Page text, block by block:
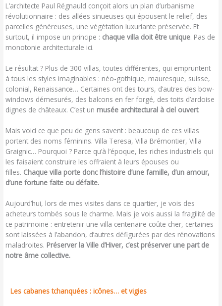
L’architecte Paul Régnauld conçoit alors un plan d’urbanisme
révolutionnaire : des allées sinueuses qui épousent le relief, des
parcelles généreuses, une végétation luxuriante préservée. Et
surtout, il impose un principe : chaque villa doit être unique. Pas de
monotonie architecturale ici.
Le résultat ? Plus de 300 villas, toutes différentes, qui empruntent
à tous les styles imaginables : néo-gothique, mauresque, suisse,
colonial, Renaissance… Certaines ont des tours, d’autres des bow-
windows démesurés, des balcons en fer forgé, des toits d’ardoise
dignes de châteaux. C’est un musée architectural à ciel ouvert.
Mais voici ce que peu de gens savent : beaucoup de ces villas
portent des noms féminins. Villa Teresa, Villa Brémontier, Villa
Graignic… Pourquoi ? Parce qu’à l’époque, les riches industriels qui
les faisaient construire les offraient à leurs épouses ou
filles. Chaque villa porte donc l’histoire d’une famille, d’un amour,
d’une fortune faite ou défaite.
Aujourd’hui, lors de mes visites dans ce quartier, je vois des
acheteurs tombés sous le charme. Mais je vois aussi la fragilité de
ce patrimoine : entretenir une villa centenaire coûte cher, certaines
sont laissées à l’abandon, d’autres défigurées par des rénovations
maladroites. Préserver la Ville d’Hiver, c’est préserver une part de
notre âme collective.
Les cabanes tchanquées : icônes… et vigies